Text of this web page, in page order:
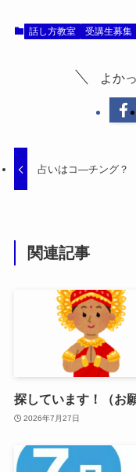
話し方教室 受講生募集
よか
占いはコ―チング？
関連記事
探しています！（お願
2026年7月27日